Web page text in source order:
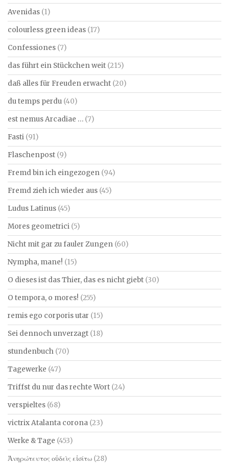
Avenidas (1)
colourless green ideas (17)
Confessiones (7)
das führt ein Stückchen weit (215)
daß alles für Freuden erwacht (20)
du temps perdu (40)
est nemus Arcadiae … (7)
Fasti (91)
Flaschenpost (9)
Fremd bin ich eingezogen (94)
Fremd zieh ich wieder aus (45)
Ludus Latinus (45)
Mores geometrici (5)
Nicht mit gar zu fauler Zungen (60)
Nympha, mane! (15)
O dieses ist das Thier, das es nicht giebt (30)
O tempora, o mores! (255)
remis ego corporis utar (15)
Sei dennoch unverzagt (18)
stundenbuch (70)
Tagewerke (47)
Triffst du nur das rechte Wort (24)
verspieltes (68)
victrix Atalanta corona (23)
Werke & Tage (453)
Ἀνηρώτευτος οὐδεὶς εἰσίτω (28)